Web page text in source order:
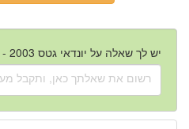
יש לך שאלה על יונדאי גטס 2003 - 2010 יד שנייה?